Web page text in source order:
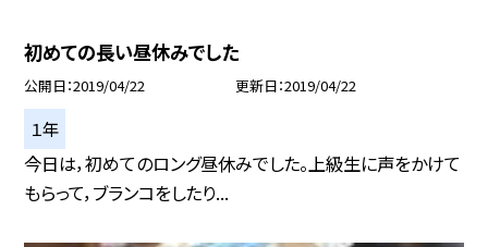
初めての長い昼休みでした
公開日 2019/04/22 更新日 2019/04/22
１年
今日は，初めてのロング昼休みでした。上級生に声をかけて
もらって，ブランコをしたり...